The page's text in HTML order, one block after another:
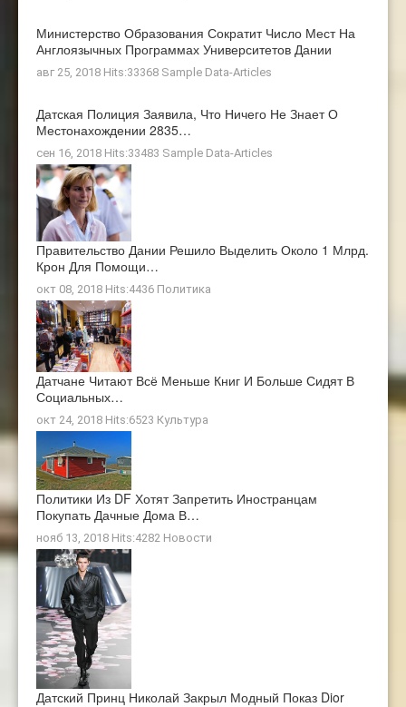
Министерство Образования Сократит Число Мест На
Англоязычных Программах Университетов Дании
авг 25, 2018 Hits:33368 Sample Data-Articles
Датская Полиция Заявила, Что Ничего Не Знает О
Местонахождении 2835…
сен 16, 2018 Hits:33483 Sample Data-Articles
Правительство Дании Решило Выделить Около 1 Млрд.
Крон Для Помощи…
окт 08, 2018 Hits:4436 Политика
Датчане Читают Всё Меньше Книг И Больше Сидят В
Социальных…
окт 24, 2018 Hits:6523 Культура
Политики Из DF Хотят Запретить Иностранцам
Покупать Дачные Дома В…
нояб 13, 2018 Hits:4282 Новости
Датский Принц Николай Закрыл Модный Показ Dior